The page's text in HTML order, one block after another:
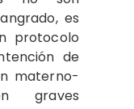
es
protocolo
de
materno-
graves